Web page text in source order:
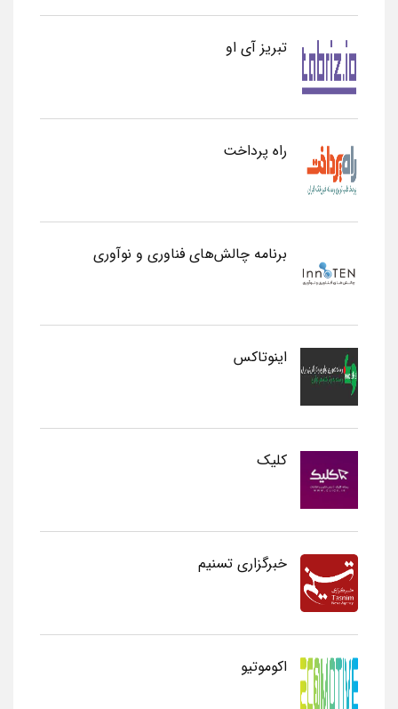
تبریز آی او
راه پرداخت
برنامه چالش‌های فناوری و نوآوری
اینوتاکس
کلیک
خبرگزاری تسنیم
اکوموتیو